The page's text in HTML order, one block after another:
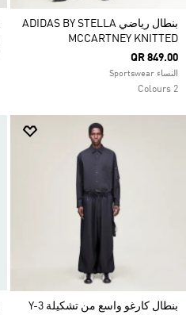
بنطال رياضي ADIDAS BY STELLA
MCCARTNEY KNITTED
QR 849.00
النساء Sportswear
2 Colours
بنطال كارغو واسع من تشكيلة Y-3